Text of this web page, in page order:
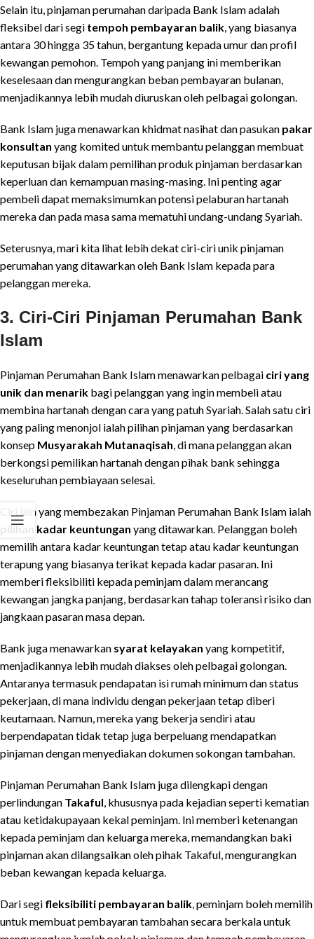
Selain itu, pinjaman perumahan daripada Bank Islam adalah
fleksibel dari segi tempoh pembayaran balik , yang biasanya
antara 30 hingga 35 tahun, bergantung kepada umur dan profil
kewangan pemohon. Tempoh yang panjang ini memberikan
keselesaan dan mengurangkan beban pembayaran bulanan,
menjadikannya lebih mudah diuruskan oleh pelbagai golongan.
Bank Islam juga menawarkan khidmat nasihat dan pasukan pakar
konsultan yang komited untuk membantu pelanggan membuat
keputusan bijak dalam pemilihan produk pinjaman berdasarkan
keperluan dan kemampuan masing-masing. Ini penting agar
pembeli dapat memaksimumkan potensi pelaburan hartanah
mereka dan pada masa sama mematuhi undang-undang Syariah.
Seterusnya, mari kita lihat lebih dekat ciri-ciri unik pinjaman
perumahan yang ditawarkan oleh Bank Islam kepada para
pelanggan mereka.
3. Ciri-Ciri Pinjaman Perumahan Bank
Islam
Pinjaman Perumahan Bank Islam menawarkan pelbagai ciri yang
unik dan menarik bagi pelanggan yang ingin membeli atau
membina hartanah dengan cara yang patuh Syariah. Salah satu ciri
yang paling menonjol ialah pilihan pinjaman yang berdasarkan
konsep Musyarakah Mutanaqisah , di mana pelanggan akan
berkongsi pemilikan hartanah dengan pihak bank sehingga
keseluruhan pembiayaan selesai.
Ciri lain yang membezakan Pinjaman Perumahan Bank Islam ialah
pilihan kadar keuntungan yang ditawarkan. Pelanggan boleh
memilih antara kadar keuntungan tetap atau kadar keuntungan
terapung yang biasanya terikat kepada kadar pasaran. Ini
memberi fleksibiliti kepada peminjam dalam merancang
kewangan jangka panjang, berdasarkan tahap toleransi risiko dan
jangkaan pasaran masa depan.
Bank juga menawarkan syarat kelayakan yang kompetitif,
menjadikannya lebih mudah diakses oleh pelbagai golongan.
Antaranya termasuk pendapatan isi rumah minimum dan status
pekerjaan, di mana individu dengan pekerjaan tetap diberi
keutamaan. Namun, mereka yang bekerja sendiri atau
berpendapatan tidak tetap juga berpeluang mendapatkan
pinjaman dengan menyediakan dokumen sokongan tambahan.
Pinjaman Perumahan Bank Islam juga dilengkapi dengan
perlindungan Takaful , khususnya pada kejadian seperti kematian
atau ketidakupayaan kekal peminjam. Ini memberi ketenangan
kepada peminjam dan keluarga mereka, memandangkan baki
pinjaman akan dilangsaikan oleh pihak Takaful, mengurangkan
beban kewangan kepada keluarga.
Dari segi fleksibiliti pembayaran balik , peminjam boleh memilih
untuk membuat pembayaran tambahan secara berkala untuk